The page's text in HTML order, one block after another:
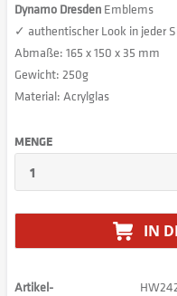
Dynamo Dresden Emblems
✓ authentischer Look in jeder
Abmaße: 165 x 150 x 35 mm
Gewicht: 250g
Material: Acrylglas
MENGE
IN
Artikel-